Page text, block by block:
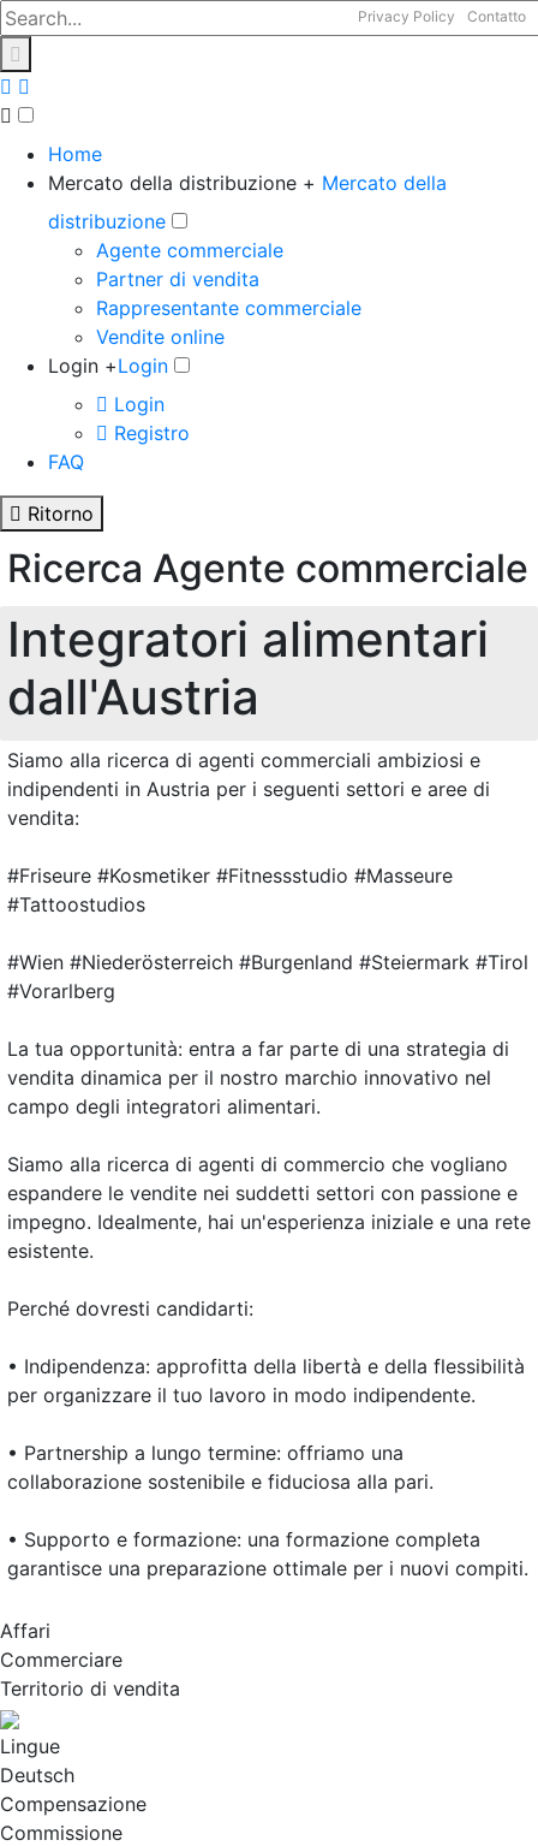
Privacy Policy Contatto
Home
Mercato della distribuzione + Mercato della
distribuzione
Agente commerciale
Partner di vendita
Rappresentante commerciale
Vendite online
Login +Login
Login
Registro
FAQ
Ritorno
Ricerca Agente commerciale
Integratori alimentari
dall'Austria
Siamo alla ricerca di agenti commerciali ambiziosi e
indipendenti in Austria per i seguenti settori e aree di
vendita:
#Friseure #Kosmetiker #Fitnessstudio #Masseure
#Tattoostudios
#Wien #Niederösterreich #Burgenland #Steiermark #Tirol
#Vorarlberg
La tua opportunità: entra a far parte di una strategia di
vendita dinamica per il nostro marchio innovativo nel
campo degli integratori alimentari.
Siamo alla ricerca di agenti di commercio che vogliano
espandere le vendite nei suddetti settori con passione e
impegno. Idealmente, hai un'esperienza iniziale e una rete
esistente.
Perché dovresti candidarti:
• Indipendenza: approfitta della libertà e della flessibilità
per organizzare il tuo lavoro in modo indipendente.
• Partnership a lungo termine: offriamo una
collaborazione sostenibile e fiduciosa alla pari.
• Supporto e formazione: una formazione completa
garantisce una preparazione ottimale per i nuovi compiti.
Affari
Commerciare
Territorio di vendita
Lingue
Deutsch
Compensazione
Commissione